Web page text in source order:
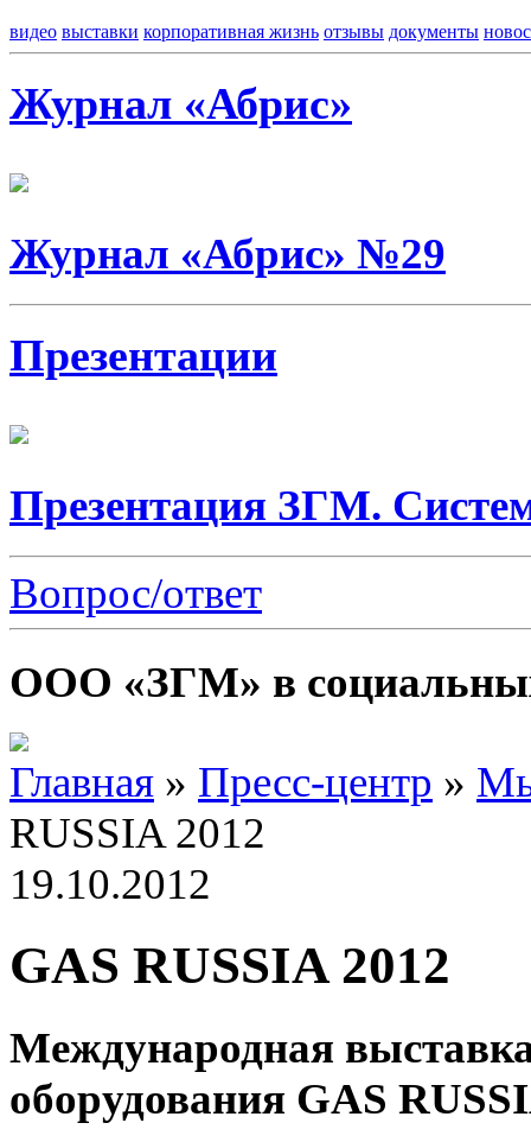
видео выставки корпоративная жизнь отзывы документы
Журнал «Абрис»
Журнал «Абрис» №29
Презентации
Презентация ЗГМ.
Вопрос/ответ
ООО «ЗГМ» в
Главная » Пресс-центр »
RUSSIA 2012
19.10.2012
GAS RUSSIA 2012
Международная выставка
оборудования GAS